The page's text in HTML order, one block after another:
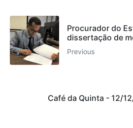
Procurador do
dissertação de
Previous
Café da Quinta - 12/